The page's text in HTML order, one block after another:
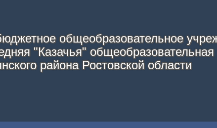
общеобразовательное
"Казачья"
района Ростовской области